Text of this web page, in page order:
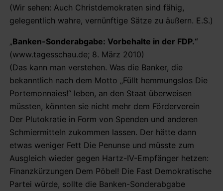
(Wir sehen: Auch Christdemokraten sind fähig,
gelegentlich wahre, vernünftige Sätze zu äußern. E.S.)
„Banken-Sonderabgabe: Vorbehalte in der FDP.“
(www.tagesschau.de; 8. März 2010)
(Das kann man verstehen. Was die Banker, die
bekanntlich nach dem Motto „Füllt hemmungslos Die
Portemonnaies!“ leben, an den Staat überweisen
müssten, könnten sie nicht mehr dem Förderverein
Der Plutokratie in Form von Spenden und anderen
Schmiermitteln zukommen lassen. Der hätte dann
etwas weniger Fett Die Penunse und müsste zum
Ausgleich wieder gegen Hartz-IV-Empfänger hetzen:
Finanzkürzungen Dem Pöbel! Die Fast Demokratische
Partei würde, sollte die Banken-Sonderabgabe